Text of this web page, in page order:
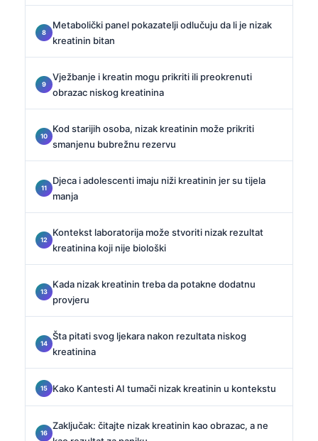
Metabolički panel pokazatelji odlučuju da li je nizak
kreatinin bitan
Vježbanje i kreatin mogu prikriti ili preokrenuti
obrazac niskog kreatinina
Kod starijih osoba, nizak kreatinin može prikriti
smanjenu bubrežnu rezervu
Djeca i adolescenti imaju niži kreatinin jer su tijela
manja
Kontekst laboratorija može stvoriti nizak rezultat
kreatinina koji nije biološki
Kada nizak kreatinin treba da potakne dodatnu
provjeru
Šta pitati svog ljekara nakon rezultata niskog
kreatinina
Kako Kantesti AI tumači nizak kreatinin u kontekstu
Zaključak: čitajte nizak kreatinin kao obrazac, a ne